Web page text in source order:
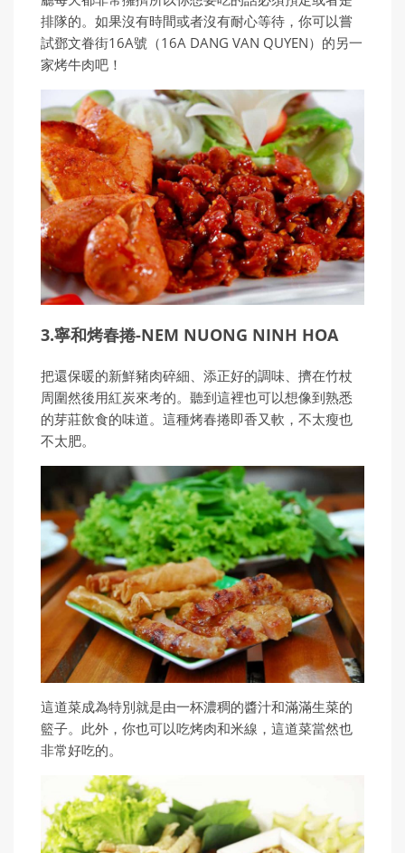
排隊的。如果沒有時間或者沒有耐心等待，你可以嘗
試鄧文眷街16A號（16A DANG VAN QUYEN）的另一
家烤牛肉吧！
3.寧和烤春捲-NEM NUONG NINH HOA
把還保暖的新鮮豬肉碎細、添正好的調味、擠在竹杖
周圍然後用紅炭來考的。聽到這裡也可以想像到熟悉
的芽莊飲食的味道。這種烤春捲即香又軟，不太瘦也
不太肥。
這道菜成為特別就是由一杯濃稠的醬汁和滿滿生菜的
籃子。此外，你也可以吃烤肉和米線，這道菜當然也
非常好吃的。